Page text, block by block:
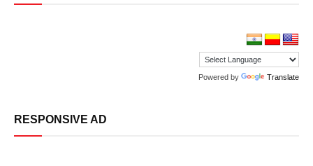
Powered by Translate
RESPONSIVE AD